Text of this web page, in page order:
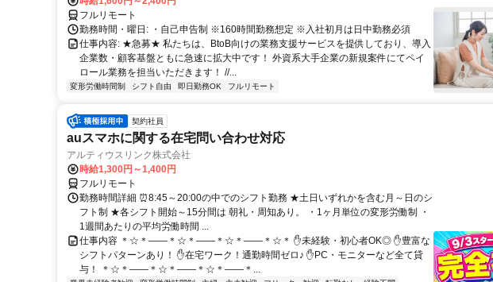
フルリモート
勤務時間・曜日: ・自己申告制 ※160時間勤務想定 ※入社初月は日中勤務必須
仕事内容: ★急募★ 私たちは、BtoB向けの業務支援サービスを提供しており、導入
企業数・顧客基盤ともに急速に拡大中です！ 外資系大手企業の新規案件にてペイ
ロール業務を担当いただきます！ //...
変形労働時間制 シフト自由 即日勤務OK フルリモート
契約社員
auスマホに関する在宅問い合わせ対応
アルティウスリンク株式会社
時給1,300円～1,400円
フルリモート
勤務時間詳細 ⏰8:45～20:00の中でのシフト勤務 ★土日いずれかを含む月～日のシ
フト制 ★各シフト開始～15分間は 朝礼・周知あり。 ・1ヶ月単位の変形労働制 ・
1週間あたりの平均労働時間 ...
仕事内容 ＊☆＊――＊☆＊――＊☆＊――＊☆＊ ✋未経験・初心者OK◎ ✋豊富な
シフトパターンあり！ ✋在宅ワーク！通勤時間ゼロ♪ ✋PC・モニターなど全て貸
与！ ＊☆＊――＊☆＊――＊☆＊――＊...